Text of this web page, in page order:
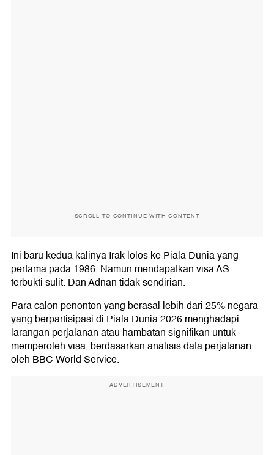
SCROLL TO CONTINUE WITH CONTENT
Ini baru kedua kalinya Irak lolos ke Piala Dunia yang
pertama pada 1986. Namun mendapatkan visa AS
terbukti sulit. Dan Adnan tidak sendirian.
Para calon penonton yang berasal lebih dari 25% negara
yang berpartisipasi di Piala Dunia 2026 menghadapi
larangan perjalanan atau hambatan signifikan untuk
memperoleh visa, berdasarkan analisis data perjalanan
oleh BBC World Service.
ADVERTISEMENT